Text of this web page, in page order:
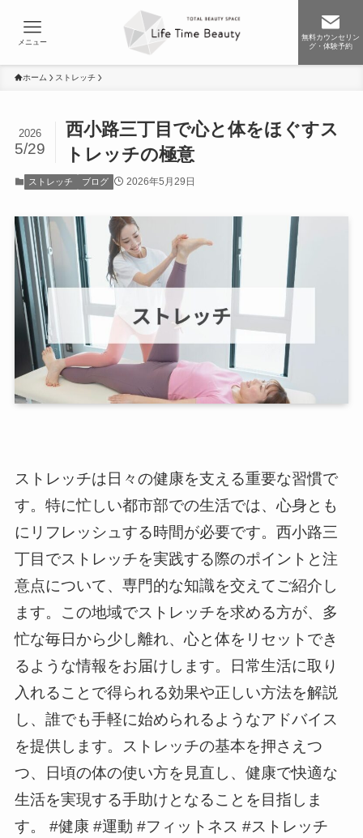
無料カウンセリン
グ・体験予約
メニュー
ホーム ストレッチ
西小路三丁目で心と体をほぐすス
トレッチの極意
2026
5/29
ストレッチ ブログ 2026年5月29日
ストレッチは日々の健康を支える重要な習慣で
す。特に忙しい都市部での生活では、心身とも
にリフレッシュする時間が必要です。西小路三
丁目でストレッチを実践する際のポイントと注
意点について、専門的な知識を交えてご紹介し
ます。この地域でストレッチを求める方が、多
忙な毎日から少し離れ、心と体をリセットでき
るような情報をお届けします。日常生活に取り
入れることで得られる効果や正しい方法を解説
し、誰でも手軽に始められるようなアドバイス
を提供します。ストレッチの基本を押さえつ
つ、日頃の体の使い方を見直し、健康で快適な
生活を実現する手助けとなることを目指しま
す。 #健康 #運動 #フィットネス #ストレッチ